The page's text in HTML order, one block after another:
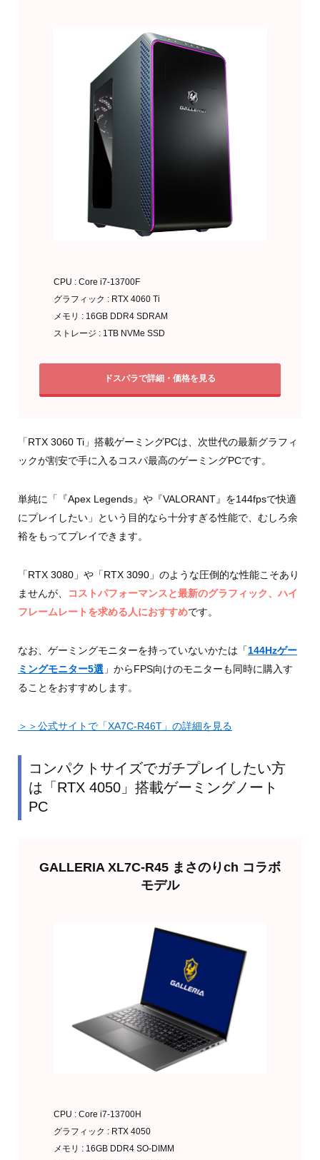
CPU : Core i7-13700F
グラフィック : RTX 4060 Ti
メモリ : 16GB DDR4 SDRAM
ストレージ : 1TB NVMe SSD
ドスパラで詳細・価格を見る
「RTX 3060 Ti」搭載ゲーミングPCは、次世代の最新グラフィ
ックが割安で手に入るコスパ最高のゲーミングPCです。
単純に「『Apex Legends』や『VALORANT』を144fpsで快適
にプレイしたい」という目的なら十分すぎる性能で、むしろ余
裕をもってプレイできます。
「RTX 3080」や「RTX 3090」のような圧倒的な性能こそあり
ませんが、
コストパフォーマンスと最新のグラフィック、ハイ
フレームレートを求める人におすすめです。
なお、ゲーミングモニターを持っていないかたは「144Hzゲー
ミングモニター5選」からFPS向けのモニターも同時に購入す
ることをおすすめします。
＞＞公式サイトで「XA7C-R46T」の詳細を見る
コンパクトサイズでガチプレイしたい方
は「RTX 4050」搭載ゲーミングノート
PC
GALLERIA XL7C-R45 まさのりch コラボ
モデル
CPU : Core i7-13700H
グラフィック : RTX 4050
メモリ : 16GB DDR4 SO-DIMM